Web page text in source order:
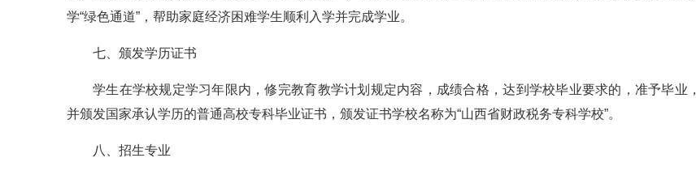
学“绿色通道”，帮助家庭经济困难学生顺利入学并完成学业。
七、颁发学历证书
学生在学校规定学习年限内，修完教育教学计划规定内容，成绩合格，达到学校毕业要求的，准予毕业，
并颁发国家承认学历的普通高校专科毕业证书，颁发证书学校名称为“山西省财政税务专科学校”。
八、招生专业